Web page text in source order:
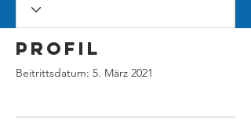
Profil
Beitrittsdatum: 5. März 2021